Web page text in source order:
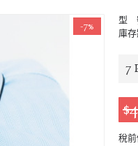
-7% 型
庫
7
稅